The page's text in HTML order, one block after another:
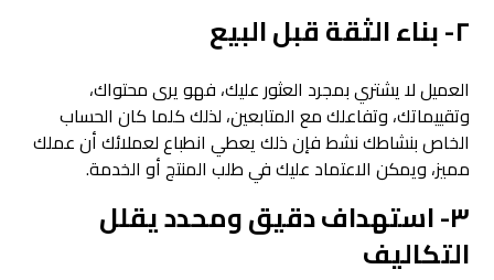
٢- بناء الثقة قبل البيع
العميل لا يشتري بمجرد العثور عليك، فهو يرى محتواك،
وتقييماتك، وتفاعلك مع المتابعين، لذلك كلما كان الحساب
الخاص بنشاطك نشط فإن ذلك يعطي انطباع لعملائك أن عملك
مميز، ويمكن الاعتماد عليك في طلب المنتج أو الخدمة.
٣- استهداف دقيق ومحدد يقلل
التكاليف